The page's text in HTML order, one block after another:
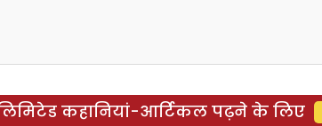
कहानियां-आर्टिकल पढ़ने के लिए